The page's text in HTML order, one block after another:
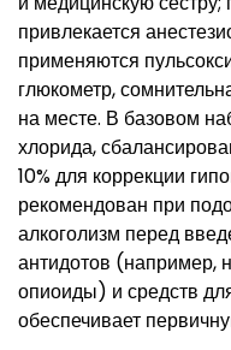
привлекается
применяются
глюкометр,
на месте. В базовом
хлорида,
10% для коррекции
рекомендован при
алкоголизм перед
антидотов (например,
опиоиды) и средств
обеспечивает